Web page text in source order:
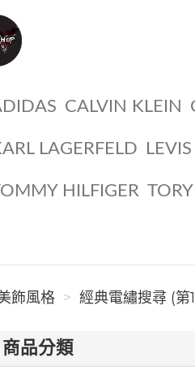
CALVIN KLEIN
LAGERFELD LEVIS
HILFIGER
飾風格 經典電繡搜尋 (第
商品分類